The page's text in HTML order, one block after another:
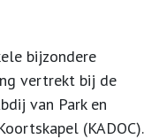
bijzondere
vertrekt bij de
van Park en
(KADOC).